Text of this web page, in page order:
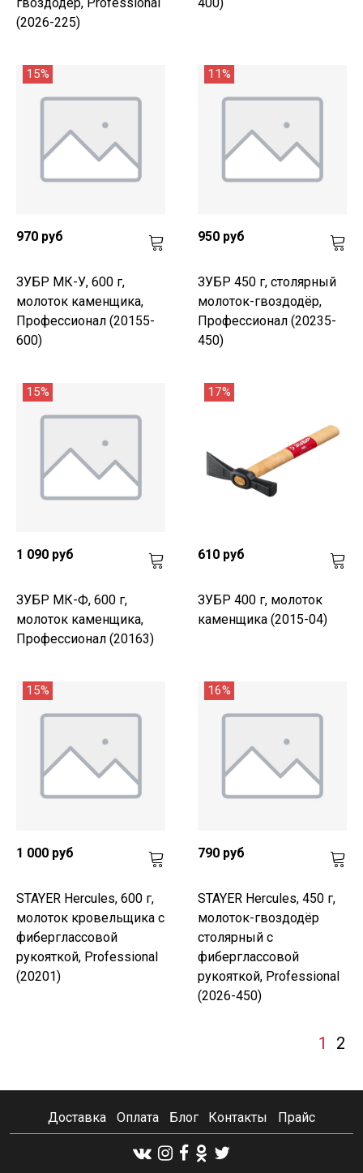
(2026-225)
15%
970 руб
ЗУБР МК-У, 600 г,
молоток каменщика,
Профессионал (20155-
600)
11%
950 руб
ЗУБР 450 г, столярный
молоток-гвоздодёр,
Профессионал (20235-
450)
15%
1 090 руб
ЗУБР МК-Ф, 600 г,
молоток каменщика,
Профессионал (20163)
17%
610 руб
ЗУБР 400 г, молоток
каменщика (2015-04)
15%
1 000 руб
STAYER Hercules, 600 г,
молоток кровельщика с
фиберглассовой
рукояткой, Professional
(20201)
16%
790 руб
STAYER Hercules, 450 г,
молоток-гвоздодёр
столярный с
фиберглассовой
рукояткой, Professional
(2026-450)
1 2
Доставка Оплата Блог Контакты Прайс